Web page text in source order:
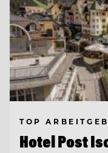
TOP
Hotel Post